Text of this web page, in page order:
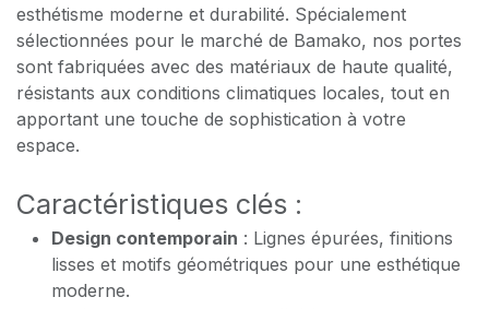
esthétisme moderne et durabilité. Spécialement
sélectionnées pour le marché de Bamako, nos portes
sont fabriquées avec des matériaux de haute qualité,
résistants aux conditions climatiques locales, tout en
apportant une touche de sophistication à votre
espace.
Caractéristiques clés :
Design contemporain : Lignes épurées, finitions
lisses et motifs géométriques pour une esthétique
moderne.